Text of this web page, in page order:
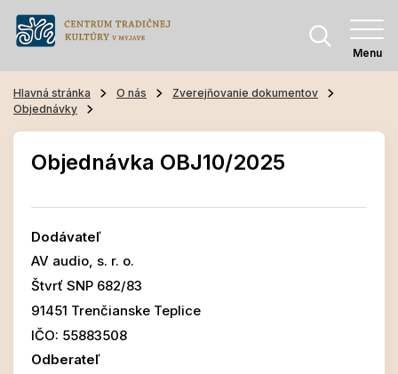
Menu
Hlavná stránka O nás
Zverejňovanie dokumentov
Objednávky
Objednávka OBJ10/2025
Dodávateľ
AV audio, s. r. o.
Štvrť SNP 682/83
91451 Trenčianske Teplice
IČO: 55883508
Odberateľ